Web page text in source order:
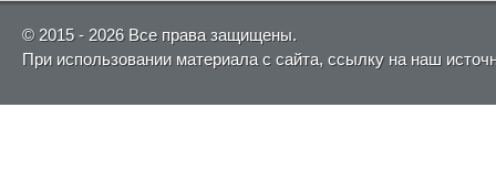
© 2015 - 2026 Все права защищены.
При использовании материала с сайта, ссылку на наш